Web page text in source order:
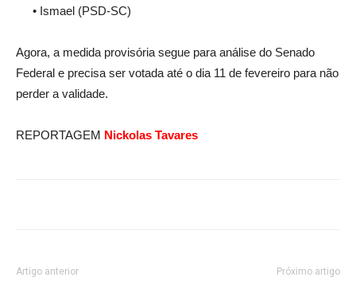
• Ismael (PSD-SC)
Agora, a medida provisória segue para análise do Senado
Federal e precisa ser votada até o dia 11 de fevereiro para não
perder a validade.
REPORTAGEM Nickolas Tavares
Artigo anterior Próximo artigo